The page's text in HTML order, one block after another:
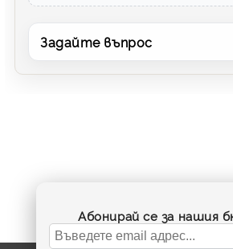
Задайте въпрос
Абонирай се за нашия